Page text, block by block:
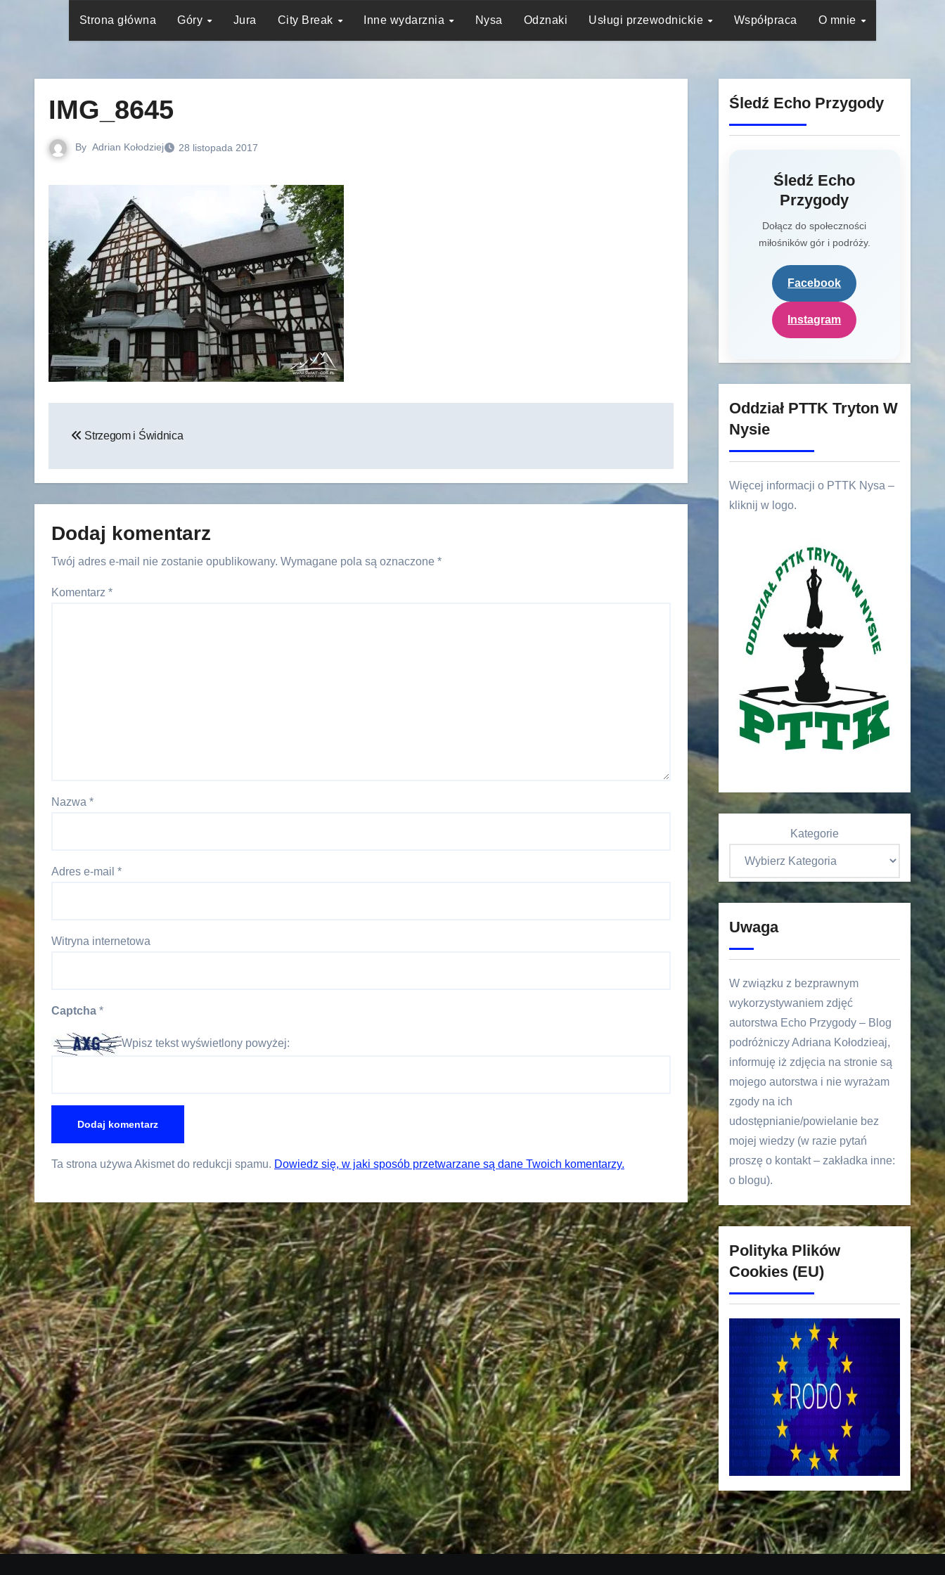
Strona główna Góry Jura City Break Inne wydarznia Nysa Odznaki Usługi przewodnickie Współpraca O mnie
IMG_8645
By Adrian Kołodziej 28 listopada 2017
wpisuStrzegom i Świdnica
Dodaj komentarz
Twój adres e-mail nie zostanie opublikowany. Wymagane pola są oznaczone *
Komentarz *
Nazwa *
Adres e-mail *
Witryna internetowa
Captcha *
Wpisz tekst wyświetlony powyżej:
Ta strona używa Akismet do redukcji spamu. Dowiedz się, w jaki sposób przetwarzane są dane Twoich komentarzy.
Śledź Echo Przygody
Śledź Echo
Przygody
Dołącz do społeczności
miłośników gór i podróży.
Facebook
Instagram
Oddział PTTK Tryton W
Nysie
Więcej informacji o PTTK Nysa –
kliknij w logo.
Kategorie
Uwaga
W związku z bezprawnym
wykorzystywaniem zdjęć
autorstwa Echo Przygody – Blog
podróżniczy Adriana Kołodzieaj,
informuję iż zdjęcia na stronie są
mojego autorstwa i nie wyrażam
zgody na ich
udostępnianie/powielanie bez
mojej wiedzy (w razie pytań
proszę o kontakt – zakładka inne:
o blogu).
Polityka Plików
Cookies (EU)